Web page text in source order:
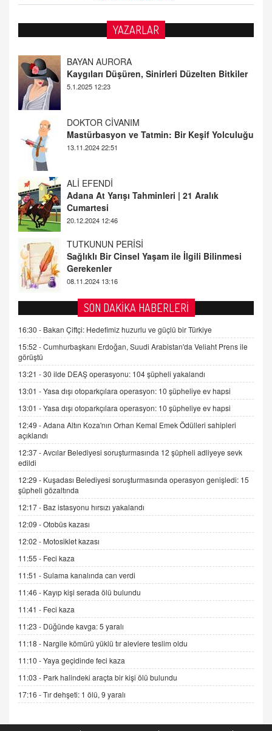
YAZARLAR
DOKTOR CİVANIM
Mastürbasyon ve Tatmin: Bir Keşif Yolculuğu
13.11.2024 22:51
ALİ EFENDİ
Adana At Yarışı Tahminleri | 21 Aralık
Cumartesi
TUTKUNUN PERİSİ
Sağlıklı Bir Cinsel Yaşam ile İlgili Bilinmesi
Gerekenler
08.11.2024 13:16
FARUK ÖNALAN
Tezkere Onaylanmasaydı…
2 Kasım 2021 Salı 00:11
AV. DOĞAN CAN DOĞAN
Kişisel verilerin korunması ve dijital hukukun
gelişimi
15.09.2025 16:17
SEHER EREK
Kış Ayları Geldi, Hangi Önlemler Alınmalı?
9.12.2025 10:11
İNCİ GÜL AKÖL
06.07.2026 13:00
ADEM AKÖL
Esed Destekçilerinin Yüzüne Vurulan Şamar:
Sednaya
11.12.2024 12:30
DR. EKREM ASLAN
Gerçek Ne, Algı Ne? "Beraber Yürüyoruz"
Cümlesinin Peşinden
19.07.2025 12:45
GÖNÜL MENEKŞE
Şifacının Yolu
04.11.2025 12:56
AV. RÜMEYSA ÖZKALE
Kira Uyuşmazlıklarında Dava Açmadan Önce
Arabulucuya Başvuru Şartı
SON DAKİKA HABERLERİ
16:30 - Bakan Çiftçi: Hedefimiz huzurlu ve güçlü bir Türkiye
15:52 -Cumhurbaşkanı Erdoğan, Suudi Arabistan'da Veliaht Prens ile
görüştü
13:21 -30 ilde DEAŞ operasyonu: 104 şüpheli yakalandı
13:01 -Yasa dışı otoparkçılara operasyon: 10 şüpheliye ev hapsi
13:01 -Yasa dışı otoparkçılara operasyon: 10 şüpheliye ev hapsi
12:49 -Adana Altın Koza'nın Orhan Kemal Emek Ödülleri sahipleri
açıklandı
12:37 -Avcılar Belediyesi soruşturmasında 12 şüpheli adliyeye sevk
edildi
12:29 - Kuşadası Belediyesi soruşturmasında operasyon genişledi: 15
şüpheli gözaltında
12:17 - Baz istasyonu hırsızı yakalandı
12:09 -Otobüs kazası
12:02 - Motosiklet kazası
11:55 - Feci kaza
11:51 -Sulama kanalında can verdi
11:46 - Kayıp kişi serada ölü bulundu
11:41 - Feci kaza
11:23 - Düğünde kavga: 5 yaralı
11:18 - Nargile kömürü yüklü tır alevlere teslim oldu
11:10 -Yaya geçidinde feci kaza
11:03 - Park halindeki araçta bir kişi ölü bulundu
17:16 -Tır dehşeti: 1 ölü, 9 yaralı